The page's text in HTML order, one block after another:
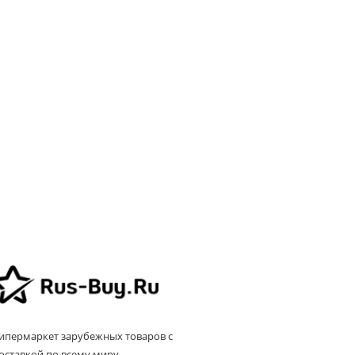
зарубежных товаров с